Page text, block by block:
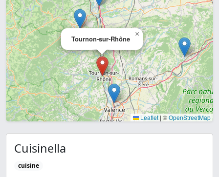
Tournon-sur-Rhône
×
Leaflet | ©OpenStreetMap
Cuisinella
cuisine